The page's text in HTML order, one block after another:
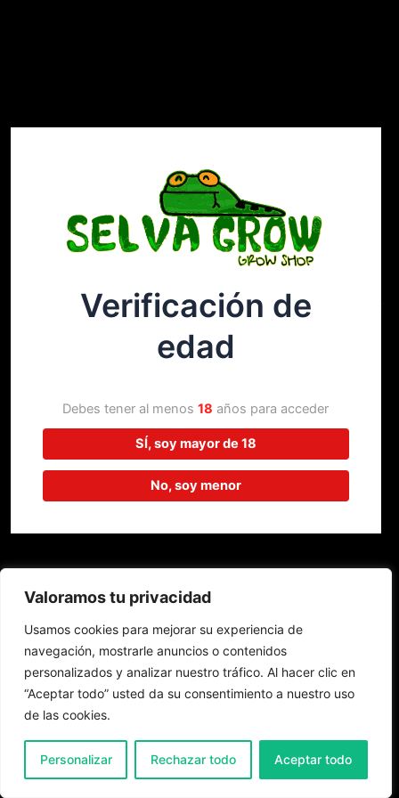
Valoramos tu privacidad
Usamos cookies para mejorar su experiencia de
navegación, mostrarle anuncios o contenidos
personalizados y analizar nuestro tráfico. Al hacer clic en
“Aceptar todo” usted da su consentimiento a nuestro uso
de las cookies.
Personalizar Rechazar todo Aceptar todo
¡Disculpa este desastre! Estamos
trabajando en algo increíble,
¡vuelve pronto!
Verificación de
edad
Debes tener al menos18 años para acceder
SÍ, soy mayor de 18
No, soy menor